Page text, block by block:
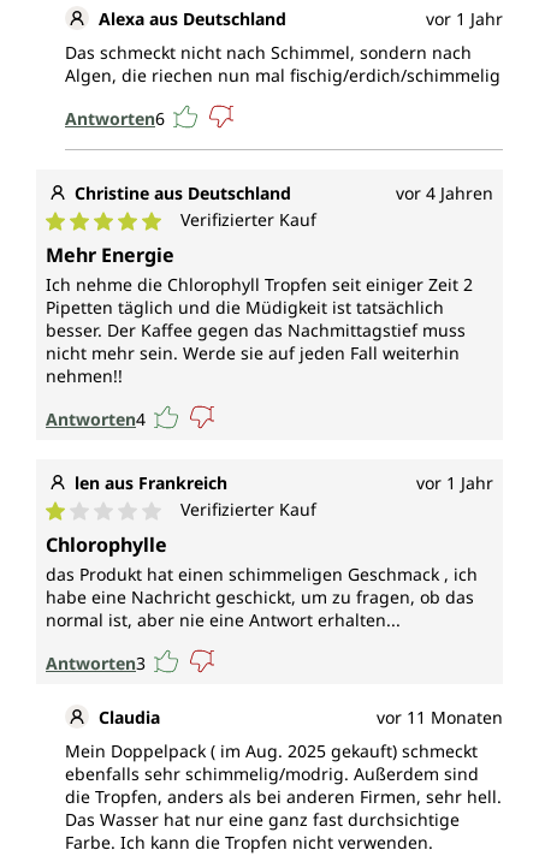
Alexa aus Deutschland
vor 1 Jahr
Das schmeckt nicht nach Schimmel, sondern nach
Algen, die riechen nun mal fischig/erdich/schimmelig
Antworten6
Christine aus Deutschland vor 4 Jahren
Durchschnittliche Bewertung von 5 von 5 Sternen
Verifizierter Kauf
Mehr Energie
Ich nehme die Chlorophyll Tropfen seit einiger Zeit 2
Pipetten täglich und die Müdigkeit ist tatsächlich
besser. Der Kaffee gegen das Nachmittagstief muss
nicht mehr sein. Werde sie auf jeden Fall weiterhin
nehmen!!
Antworten4
len aus Frankreich vor 1 Jahr
Durchschnittliche Bewertung von 1 von 5 Sternen
Verifizierter Kauf
Chlorophylle
das Produkt hat einen schimmeligen Geschmack , ich
habe eine Nachricht geschickt, um zu fragen, ob das
normal ist, aber nie eine Antwort erhalten...
Antworten3
Claudia
vor 11 Monaten
Mein Doppelpack ( im Aug. 2025 gekauft) schmeckt
ebenfalls sehr schimmelig/modrig. Außerdem sind
die Tropfen, anders als bei anderen Firmen, sehr hell.
Das Wasser hat nur eine ganz fast durchsichtige
Farbe. Ich kann die Tropfen nicht verwenden.